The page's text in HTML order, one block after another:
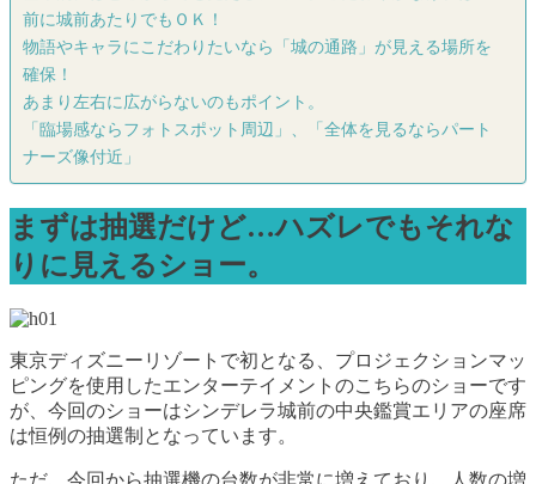
前に城前あたりでもＯＫ！
物語やキャラにこだわりたいなら「城の通路」が見える場所を
確保！
あまり左右に広がらないのもポイント。
「臨場感ならフォトスポット周辺」、「全体を見るならパート
ナーズ像付近」
まずは抽選だけど…ハズレでもそれな
りに見えるショー。
東京ディズニーリゾートで初となる、プロジェクションマッ
ピングを使用したエンターテイメントのこちらのショーです
が、今回のショーはシンデレラ城前の中央鑑賞エリアの座席
は恒例の抽選制となっています。
ただ、今回から抽選機の台数が非常に増えており、人数の増